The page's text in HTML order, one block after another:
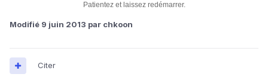
Patientez et laissez redémarrer.
Modifié 9 juin 2013 par chkoon
Citer